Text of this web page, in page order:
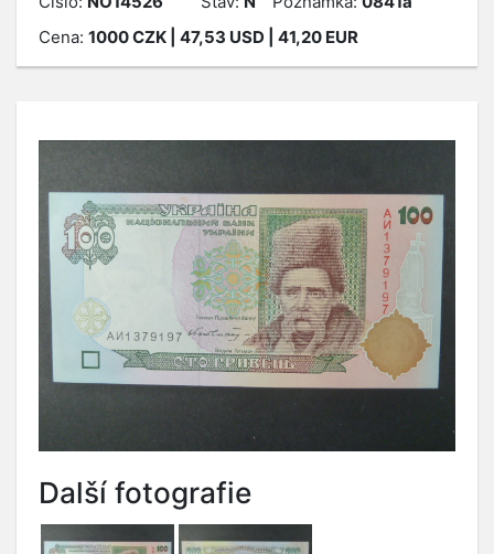
Cena: 1000CZK | 47,53 USD | 41,20 EUR
Další fotografie